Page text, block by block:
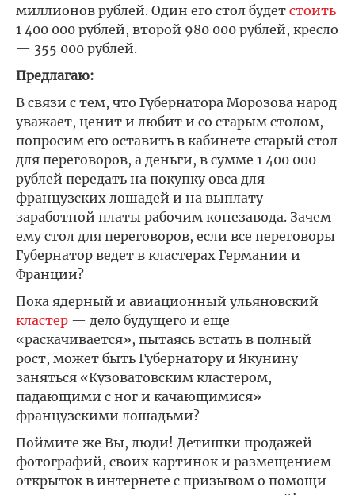
миллионов рублей. Один его стол будет стоить
1 400 000 рублей, второй 980 000 рублей, кресло
— 355 000 рублей.
Предлагаю:
В связи с тем, что Губернатора Морозова народ
уважает, ценит и любит и со старым столом,
попросим его оставить в кабинете старый стол
для переговоров, а деньги, в сумме 1 400 000
рублей передать на покупку овса для
французских лошадей и на выплату
заработной платы рабочим конезавода. Зачем
ему стол для переговоров, если все переговоры
Губернатор ведет в кластерах Германии и
Франции?
Пока ядерный и авиационный ульяновский
кластер — дело будущего и еще
«раскачивается», пытаясь встать в полный
рост, может быть Губернатору и Якунину
заняться «Кузоватовским кластером,
падающими с ног и качающимися»
французскими лошадьми?
Поймите же Вы, люди! Детишки продажей
фотографий, своих картинок и размещением
открыток в интернете с призывом о помощи